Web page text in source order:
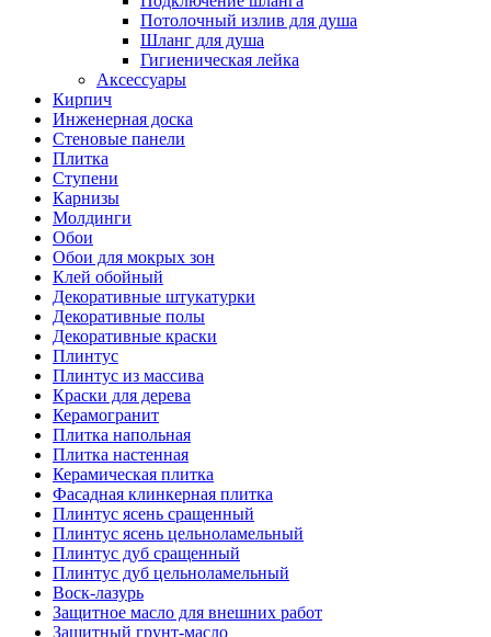
Потолочный излив для душа
Шланг для душа
Гигиеническая лейка
Аксессуары
Кирпич
Инженерная доска
Стеновые панели
Плитка
Ступени
Карнизы
Молдинги
Обои
Обои для мокрых зон
Клей обойный
Декоративные штукатурки
Декоративные полы
Декоративные краски
Плинтус
Плинтус из массива
Краски для дерева
Керамогранит
Плитка напольная
Плитка настенная
Керамическая плитка
Фасадная клинкерная плитка
Плинтус ясень сращенный
Плинтус ясень цельноламельный
Плинтус дуб сращенный
Плинтус дуб цельноламельный
Воск-лазурь
Защитное масло для внешних работ
Защитный грунт-масло